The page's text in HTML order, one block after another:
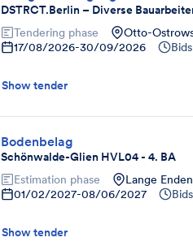
DSTRCT.Berlin – Diverse
Tendering phase Otto-
17/08/2026-30/09/2026
Show tender
Bodenbelag
Schönwalde-Glien HVL04 - 4. BA
Estimation phase Lange
01/02/2027-08/06/2027
Show tender